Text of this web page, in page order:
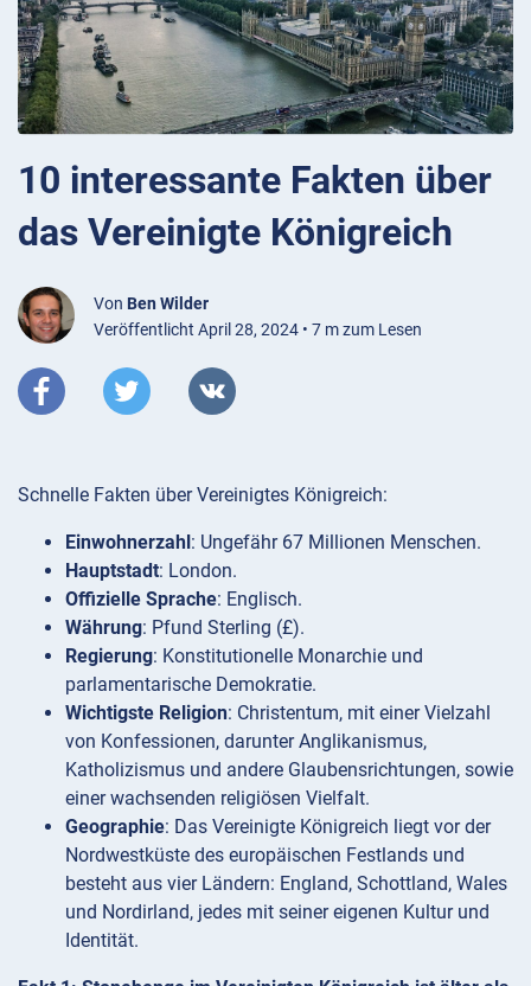
10 interessante Fakten über
das Vereinigte Königreich
Von Ben Wilder
Veröffentlicht April 28, 2024 • 7 m zum Lesen
Schnelle Fakten über Vereinigtes Königreich:
Einwohnerzahl: Ungefähr 67 Millionen Menschen.
Hauptstadt: London.
Offizielle Sprache: Englisch.
Währung: Pfund Sterling (£).
Regierung: Konstitutionelle Monarchie und
parlamentarische Demokratie.
Wichtigste Religion: Christentum, mit einer Vielzahl
von Konfessionen, darunter Anglikanismus,
Katholizismus und andere Glaubensrichtungen, sowie
einer wachsenden religiösen Vielfalt.
Geographie: Das Vereinigte Königreich liegt vor der
Nordwestküste des europäischen Festlands und
besteht aus vier Ländern: England, Schottland, Wales
und Nordirland, jedes mit seiner eigenen Kultur und
Identität.